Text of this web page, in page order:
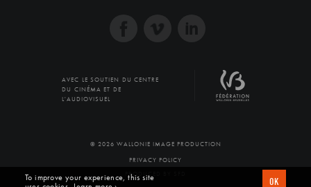
AVEC LE SOUTIEN DU CENTRE
DU CINÉMA ET DE
L'AUDIOVISUEL
© 2026 WALLONIE IMAGE PRODUCTION
PRIVACY POLICY
PRODUCED BY SFD
To improve your experience, this site
OK